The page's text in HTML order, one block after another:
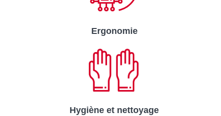
Ergonomie
Hygiène et nettoyage